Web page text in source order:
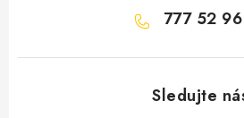
777 52